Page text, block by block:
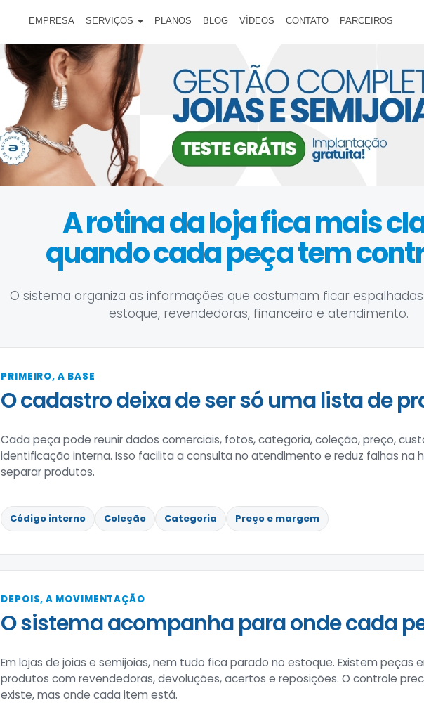
EMPRESA SERVIÇOS PLANOS BLOG VÍDEOS CONTATO PARCEIROS
A rotina da loja fica mais
quando cada peça tem
O sistema organiza as informações que costumam ficar
estoque, revendedoras, financeiro e atendimento.
PRIMEIRO, A BASE
O cadastro deixa de ser só uma lista de
Cada peça pode reunir dados comerciais, fotos, categoria, coleção, preço,
identificação interna. Isso facilita a consulta no atendimento e reduz falhas na
separar produtos.
Código interno Coleção Categoria Preço e margem
DEPOIS, A MOVIMENTAÇÃO
O sistema acompanha para onde cada
Em lojas de joias e semijoias, nem tudo fica parado no estoque. Existem peças
produtos com revendedoras, devoluções, acertos e reposições. O controle
existe, mas onde cada item está.